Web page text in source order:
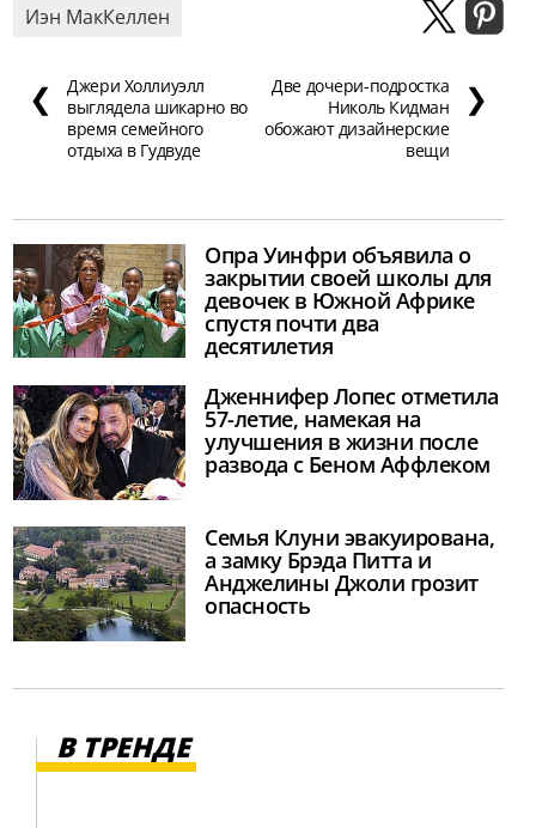
Иэн МакКеллен
❮
Джери Холлиуэлл
выглядела шикарно во
время семейного
отдыха в Гудвуде
Две дочери-подростка
Николь Кидман
обожают дизайнерские
вещи
❯
Опра Уинфри объявила о
закрытии своей школы для
девочек в Южной Африке
спустя почти два
десятилетия
Дженнифер Лопес отметила
57-летие, намекая на
улучшения в жизни после
развода с Беном Аффлеком
Семья Клуни эвакуирована,
а замку Брэда Питта и
Анджелины Джоли грозит
опасность
В ТРЕНДЕ